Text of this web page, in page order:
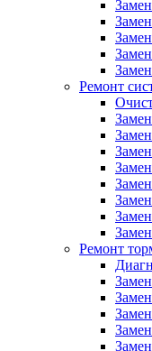
Ремонт
Ремонт